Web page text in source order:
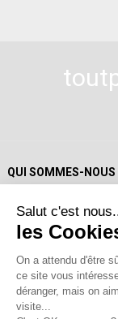
QUI SOMMES-NOUS
Mentions Légales
Politique de
A propos de
Fondateur et auteur
Les auteur.trices
Salut c'est
les
On a attendu d'être
ce site vous
déranger, mais on
visite...